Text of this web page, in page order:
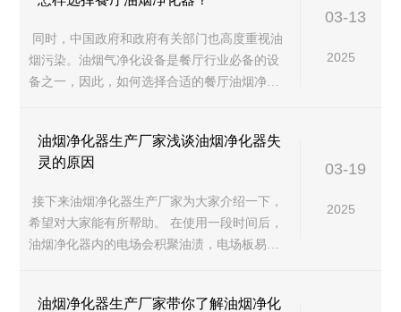
同时，中国政府和政府有关部门也高度重视油
烟污染。油烟气净化设备是餐厅行业必备的设
备之一，因此，如何选择合适的餐厅油烟净化
03-13
2025
油烟净化器生产厂家浅谈油烟净化器失
灵的原因
接下来油烟净化器生产厂家为大家介绍一下，
希望对大家能有所帮助。 在使用一段时间后，
油烟净化器内的电场会积聚油渍，电场板易被
03-19
2025
油烟净化器生产厂家带你了解油烟净化